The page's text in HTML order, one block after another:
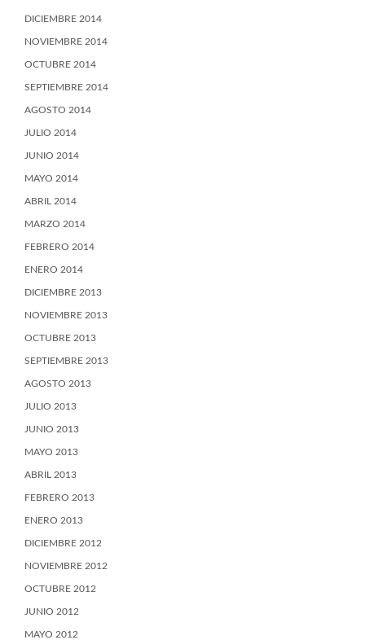
DICIEMBRE 2014
NOVIEMBRE 2014
OCTUBRE 2014
SEPTIEMBRE 2014
AGOSTO 2014
JULIO 2014
JUNIO 2014
MAYO 2014
ABRIL 2014
MARZO 2014
FEBRERO 2014
ENERO 2014
DICIEMBRE 2013
NOVIEMBRE 2013
OCTUBRE 2013
SEPTIEMBRE 2013
AGOSTO 2013
JULIO 2013
JUNIO 2013
MAYO 2013
ABRIL 2013
FEBRERO 2013
ENERO 2013
DICIEMBRE 2012
NOVIEMBRE 2012
OCTUBRE 2012
JUNIO 2012
MAYO 2012